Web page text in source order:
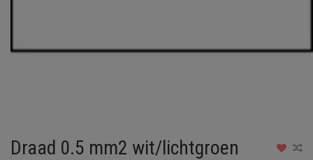
Draad 0.5 mm2 wit/lichtgroen